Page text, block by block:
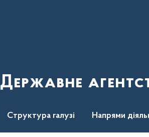
Державне
Структура галузі Напрями